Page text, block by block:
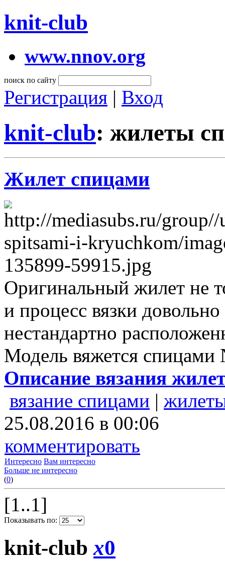
knit-club
www.nnov.org
поиск по сайту
Регистрация | Вход
knit-club: жилеты
Жилет спицами
Оригинальный жилет не
и процесс вязки довольно
нестандартно
Модель вяжется
Описание вязания
вязание спицами |
25.08.2016 в 00:06
комментировать
Интересно Вам интересно
Больше не интересно
(0)
[1..1]
Показывать по:
knit-clubx0